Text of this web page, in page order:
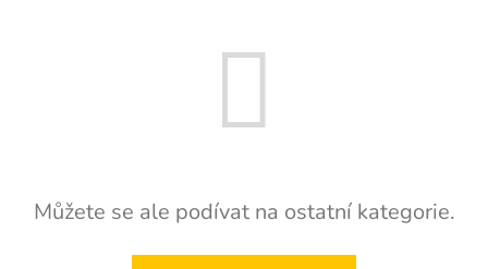
Můžete se ale podívat na ostatní kategorie.